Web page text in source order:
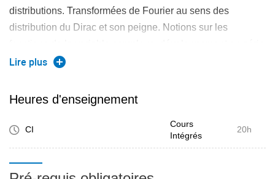
distributions. Transformées de Fourier au sens des
distribution du Dirac et son peigne. Notions sur les
de Laurent et lien avec la transformée en Z.
Lire plus
Heures d'enseignement
CI
Cours
Intégrés
20h